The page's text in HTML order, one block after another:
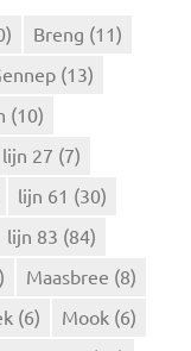
Breng (11)
(13)
(10)
lijn 27 (7)
lijn 61 (30)
lijn 83 (84)
Maasbree (8)
(6) Mook (6)